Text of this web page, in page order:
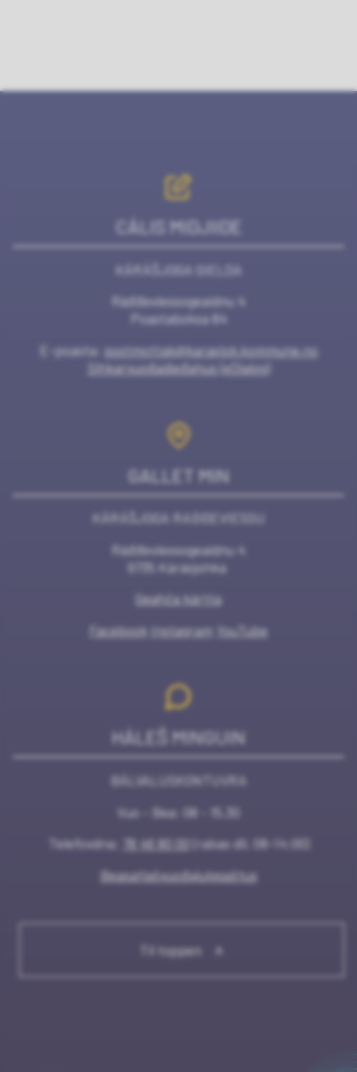
CÁLIS MIDJIIDE
KÁRÁŠJOGA GIELDA
Ráđđeviessogeaidnu 4
Poastaboksa 84
E-poasta: postmottak@karasjok.kommune.no
Sihkarvuođadieđahus (eDialog)
GALLET MIN
KÁRÁŠJOGA RAĐĐEVIESSU
Ráđđeviessogeaidnu 4
9735 Kárásjohka
Geahča kártta
Facebook Instagram YouTube
HÁLEŠ MINGUIN
BÁLVALUSKONTUVRA
Vuo - Bea: 08 - 15.30
Telefovdna:
78 46 80 00 (rabas dii. 08-14:00)
Beasatlašvuođajulggaštus
Til toppen